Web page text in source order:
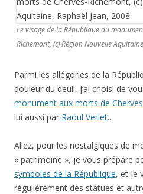
Le visage de la République du
Richemont, (c) Région Nouvelle
Parmi les allégories de la
douleur du deuil, j’ai choisi de
monument aux morts de
lui aussi par Raoul Verlet…
Allez, pour les nostalgiques de
« patrimoine », je vous prépare
symboles de la République, et je
régulièrement des statues et